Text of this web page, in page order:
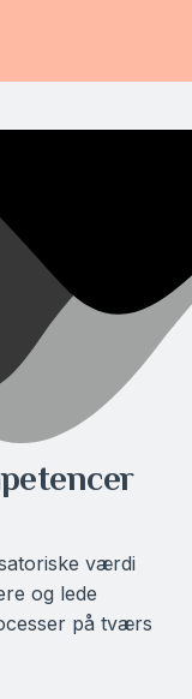
værdi
og lede
på tværs